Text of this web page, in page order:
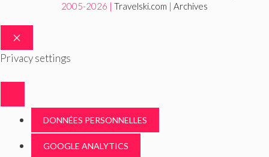
2005-2026 | Travelski.com Archives
FERMER
Privacy settings
DONNÉES PERSONNELLES
GOOGLE ANALYTICS